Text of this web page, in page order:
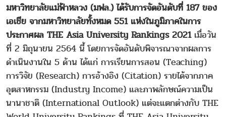
มหาวิทยาลัยแม่ฟ้าหลวง (มฟล.) ได้รับการจัดอันดับที่ 187 ของ
เอเชีย จากมหาวิทยาลัยทั้งหมด 551 แห่งในภูมิภาคในการ
ประกาศผล THE Asia University Rankings 2021เมื่อวัน
ที่ 2 มิถุนายน 2564 นี้ โดยการจัดอันดับพิจารณาจากผลการ
ดำเนินงานใน 5 ด้าน ได้แก่ การเรียนการสอน (Teaching)
การวิจัย (Research) การอ้างอิง (Citation) รายได้จากภาค
อุตสาหกรรม (Industry Income) และภาพลักษณ์ความเป็น
นานาชาติ (International Outlook) แต่จะแตกต่างกับ THE